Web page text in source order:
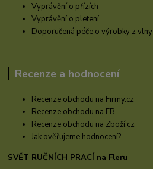
Vyprávění o přízích
Vyprávění o pletení
Doporučená péče o výrobky z vlny
Recenze a hodnocení
Recenze obchodu na Firmy.cz
Recenze obchodu na FB
Recenze obchodu na Zboží.cz
Jak ověřujeme hodnocení?
SVĚT RUČNÍCH PRACÍ na Fleru